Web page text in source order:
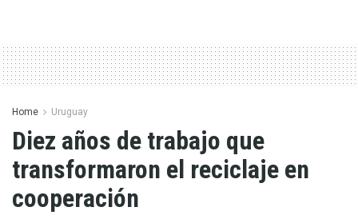
Home Uruguay
Diez años de trabajo que
transformaron el reciclaje en
cooperación